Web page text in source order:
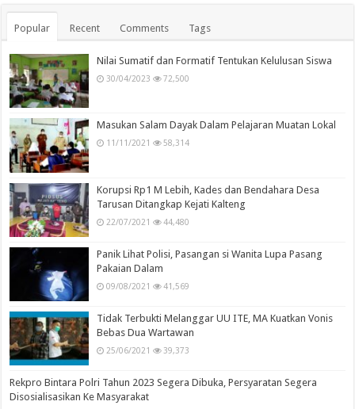
Popular Recent Comments Tags
Nilai Sumatif dan Formatif Tentukan Kelulusan Siswa
30/04/2023 72,500
Masukan Salam Dayak Dalam Pelajaran Muatan Lokal
11/11/2021 58,314
Korupsi Rp1 M Lebih, Kades dan Bendahara Desa
Tarusan Ditangkap Kejati Kalteng
22/07/2021 44,480
Panik Lihat Polisi, Pasangan si Wanita Lupa Pasang
Pakaian Dalam
09/08/2021 41,569
Tidak Terbukti Melanggar UU ITE, MA Kuatkan Vonis
Bebas Dua Wartawan
25/06/2021 39,373
Rekpro Bintara Polri Tahun 2023 Segera Dibuka, Persyaratan Segera
Disosialisasikan Ke Masyarakat